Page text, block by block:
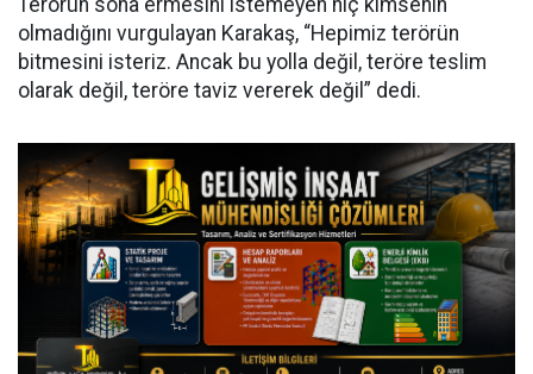
Terörün sona ermesini istemeyen hiç kimsenin
olmadığını vurgulayan Karakaş, “Hepimiz terörün
bitmesini isteriz. Ancak bu yolla değil, teröre teslim
olarak değil, teröre taviz vererek değil” dedi.